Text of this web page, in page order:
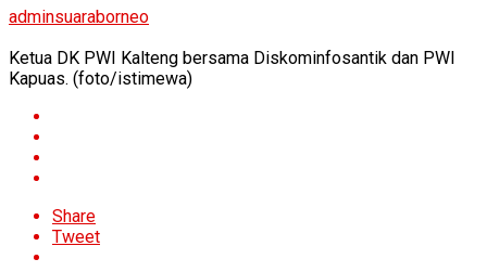
adminsuaraborneo
Ketua DK PWI Kalteng bersama Diskominfosantik dan PWI
Kapuas. (foto/istimewa)
Share
Tweet